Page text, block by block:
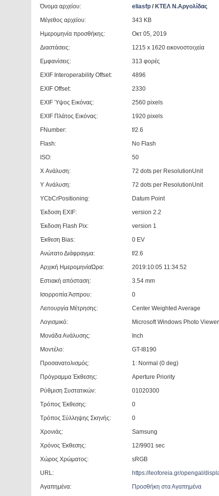
Όνομα αρχείου: eliasfp/ ΚΤΕΛ Ν.Αργολίδας
Μέγεθος αρχείου:
343 KB
Ημερομηνία προσθήκης:
Οκτ 05, 2019
Διαστάσεις:
1215 x 1620 εικονοστοιχεία
Εμφανίσεις:
313 φορές
EXIF Interoperability Offset:
4896
EXIF Offset:
2330
EXIF Ύψος Εικόνας:
2560 pixels
EXIF Πλάτος Εικόνας:
1920 pixels
FNumber:
f/2.6
Flash:
No Flash
ISO:
50
X Ανάλυση:
72 dots per ResolutionUnit
Y Ανάλυση:
72 dots per ResolutionUnit
YCbCrPositioning:
Datum Point
Έκδοση EXIF:
version 2.2
Έκδοση Flash Pix:
version 1
Έκθεση Bias:
0 EV
Ανώτατο Διάφραγμα:
f/2.6
Αρχική ΗμερομηνίαΏρα:
2019:10:05 11:34:52
Εστιακή απόσταση:
3.54 mm
Ισορροπία Άσπρου:
0
Λειτουργία Μέτρησης:
Center Weighted Average
Λογισμικό:
Microsoft Windows Photo
Μονάδα Ανάλυσης:
Inch
Μοντέλο:
GT-I8190
Προσανατολισμός:
1: Normal (0 deg)
Πρόγραμμα Έκθεσης:
Aperture Priority
Ρύθμιση Συστατικών:
01020300
Τρόπος Έκθεσης:
0
Τρόπος Σύλληψης Σκηνής:
0
Χρονιάς:
Samsung
Χρόνος Έκθεσης:
12/9901 sec
Χώρος Χρώματος:
sRGB
URL:
https://leoforeia.gr/opengal/
Αγαπημένα:
Προσθήκη στα Αγαπημένα